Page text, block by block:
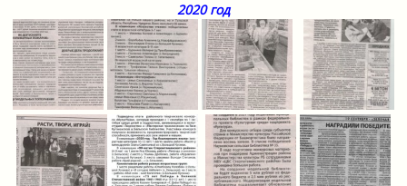
2020 год